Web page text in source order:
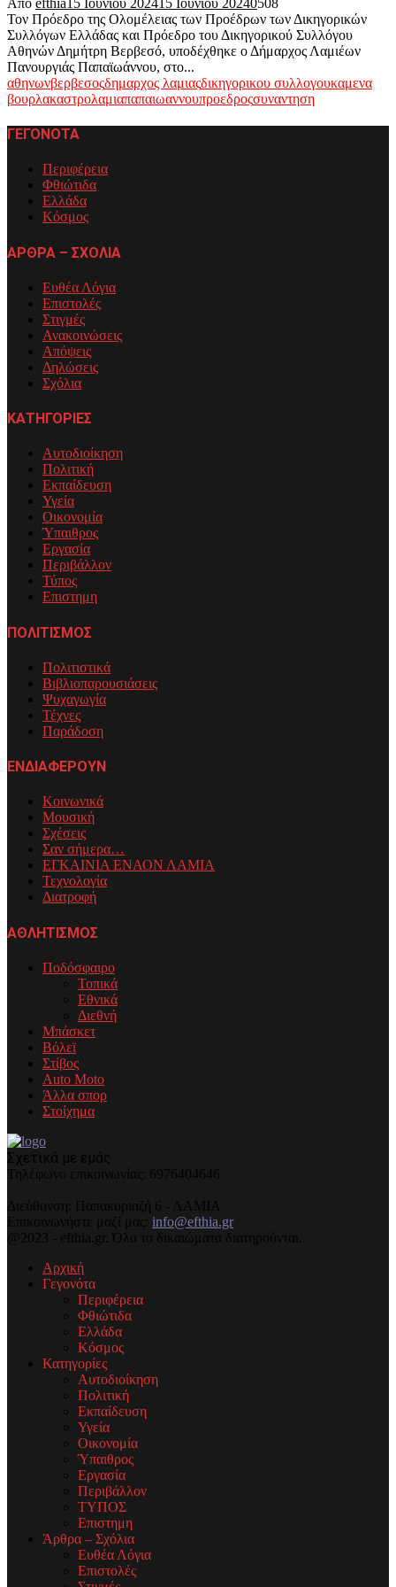
Τον Πρόεδρο της Ολομέλειας των Προέδρων των Δικηγορικών
Συλλόγων Ελλάδας και Πρόεδρο του Δικηγορικού Συλλόγου
Αθηνών Δημήτρη Βερβεσό, υποδέχθηκε ο Δήμαρχος Λαμιέων
Πανουργιάς Παπαϊωάννου, στο...
αθηνωνβερβεσοςδημαρχος λαμιαςδικηγορικου συλλογουκαμενα
βουρλακαστρολαμιαπαπαιωαννουπροεδροςσυναντηση
ΓΕΓΟΝΟΤΑ
Περιφέρεια
Φθιώτιδα
Ελλάδα
Κόσμος
ΑΡΘΡΑ – ΣΧΟΛΙΑ
Ευθέα Λόγια
Επιστολές
Στιγμές
Ανακοινώσεις
Απόψεις
Δηλώσεις
Σχόλια
ΚΑΤΗΓΟΡΙΕΣ
Αυτοδιοίκηση
Πολιτική
Εκπαίδευση
Υγεία
Οικονομία
Ύπαιθρος
Εργασία
Περιβάλλον
Τύπος
Επιστημη
ΠΟΛΙΤΙΣΜΟΣ
Πολιτιστικά
Βιβλιοπαρουσιάσεις
Ψυχαγωγία
Τέχνες
Παράδοση
ΕΝΔΙΑΦΕΡΟΥΝ
Κοινωνικά
Μουσική
Σχέσεις
Σαν σήμερα…
ΕΓΚΑΙΝΙΑ ΕΝΑΟΝ ΛΑΜΙΑ
Τεχνολογία
Διατροφή
ΑΘΛΗΤΙΣΜΟΣ
Ποδόσφαιρο
Τοπικά
Εθνικά
Διεθνή
Μπάσκετ
Βόλεϊ
Στίβος
Auto Moto
Άλλα σπορ
Στοίχημα
Σχετικά με εμάς
Τηλέφωνo επικοινωνίας: 6976404646
Διεύθυνση: Παπακυριαζή 6 - ΛΑΜΙΑ
Επικοινωνήστε μαζί μας: info@efthia.gr
@2023 - efthia.gr. Όλα τα δικαιώματα διατηρούνται.
Αρχική
Γεγονότα
Περιφέρεια
Φθιώτιδα
Ελλάδα
Κόσμος
Κατηγορίες
Αυτοδιοίκηση
Πολιτική
Εκπαίδευση
Υγεία
Οικονομία
Ύπαιθρος
Εργασία
Περιβάλλον
ΤΥΠΟΣ
Επιστημη
Άρθρα – Σχόλια
Ευθέα Λόγια
Επιστολές